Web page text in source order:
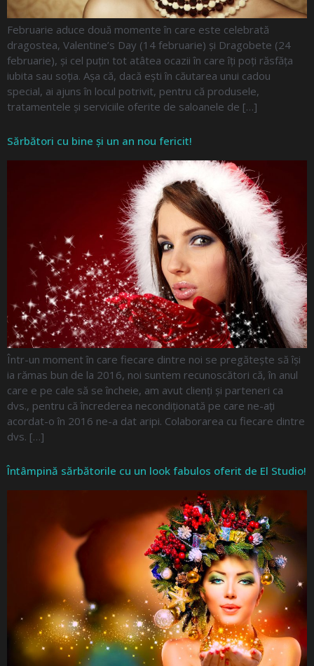
Februarie aduce două momente în care este celebrată
dragostea, Valentine’s Day (14 februarie) și Dragobete (24
februarie), și cel puțin tot atâtea ocazii în care îți poți răsfăța
iubita sau soția. Așa că, dacă ești în căutarea unui cadou
special, ai ajuns în locul potrivit, pentru că produsele,
tratamentele și serviciile oferite de saloanele de […]
Sărbători cu bine și un an nou fericit!
Într-un moment în care fiecare dintre noi se pregătește să își
ia rămas bun de la 2016, noi suntem recunoscători că, în anul
care e pe cale să se încheie, am avut clienți și parteneri ca
dvs., pentru că încrederea necondiționată pe care ne-ați
acordat-o în 2016 ne-a dat aripi. Colaborarea cu fiecare dintre
dvs. […]
Întâmpină sărbătorile cu un look fabulos oferit de El Studio!